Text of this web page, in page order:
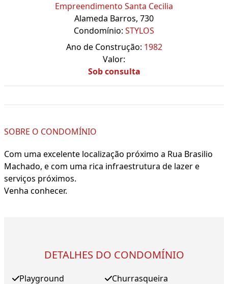
Empreendimento Santa Cecilia
Alameda Barros, 730
Condomínio: STYLOS
Ano de Construção: 1982
Valor:
Sob consulta
SOBRE O CONDOMÍNIO
Com uma excelente localização próximo a Rua Brasilio
Machado, e com uma rica infraestrutura de lazer e
serviços próximos.
Venha conhecer.
DETALHES DO CONDOMÍNIO
Playground
Churrasqueira